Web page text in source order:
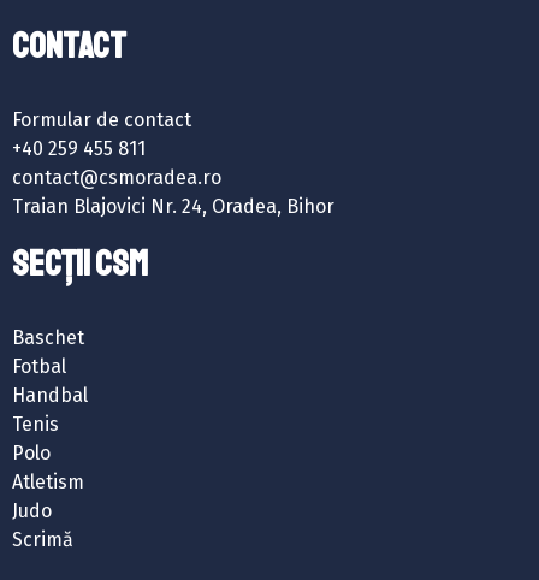
Contact
Formular de contact
+40 259 455 811
contact@csmoradea.ro
Traian Blajovici Nr. 24, Oradea, Bihor
SECȚII CSM
Baschet
Fotbal
Handbal
Tenis
Polo
Atletism
Judo
Scrimă